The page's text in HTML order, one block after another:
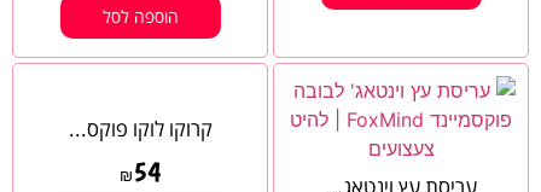
הוספה לסל
עריסת עץ וינטאג...
קרוקו לוקו פוקס...
₪ 54